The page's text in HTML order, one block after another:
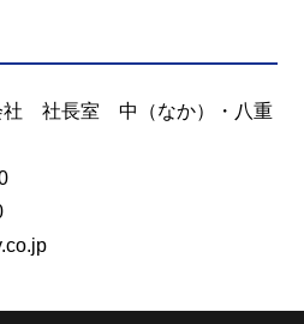
社 社長室 中（なか）・八重